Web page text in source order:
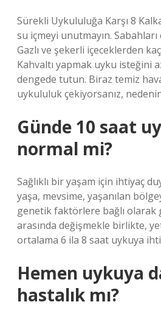
Sürekli Uykululuğa Karşı 8
su içmeyi unutmayın. Sabahları
Gazlı ve şekerli içeceklerden
Kahvaltı yapmak uyku isteğini
dengede tutun. Biraz temiz
uykululuk çekiyorsanız,
Günde 10 saat
normal mi?
Sağlıklı bir yaşam için ihtiyaç
yaşa, mevsime, yaşanılan
genetik faktörlere bağlı olarak
arasında değişmekle birlikte,
ortalama 6 ila 8 saat uykuya
Hemen uykuya
hastalık mı?